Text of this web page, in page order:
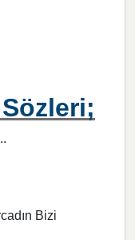
Bizi